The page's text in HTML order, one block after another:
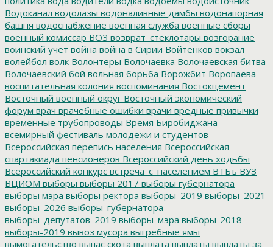
Водоканал водолазы водоналивные дамбы водонапорная
башня водоснабжение военная служба военные сборы
военный комиссар ВОЗ возврат_стеклотары возгорание
воинский учет война война в Сирии Войтенков вокзал
волейбол волк Волонтеры Волочаевка Волочаевская битва
Волочаевский бой вольная борьба Ворожбит Воропаева
воспитательная колония воспоминания Востокцемент
Восточный военный округ Восточный экономический
форум врач врачебные ошибки врачи вредные привычки
временные трубопроводы Время Биробиджана
всемирный фестиваль молодежи и студентов
Всероссийская перепись населения Всероссийская
спартакиада пенсионеров Всероссийский день ходьбы
Всероссийский конкурс встреча_с_населением ВТБъ ВУЗ
ВЦИОМ выборы выборы 2017 выборы губернатора
выборы мэра выборы ректора выборы_2019 выборы_2021
выборы_2026 выборы_губернатора
выборы_депутатов_2019 выборы_мэра выборы-2018
выборы-2019 вывоз мусора выгребные ямы
вымогательство выпас скота выплата выплаты выплаты за